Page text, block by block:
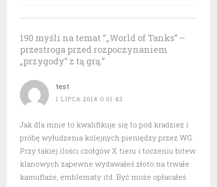
190 myśli na temat “„World of Tanks” –
przestroga przed rozpoczynaniem
„przygody” z tą grą.”
test
1 LIPCA 2014 O 01:43
Jak dla mnie to kwalifikuje się to pod kradzież i
próbę wyłudzenia kolejnych pieniędzy przez WG.
Przy takiej ilości czołgów X tieru i toczeniu bitew
klanowych zapewne wydawałeś złoto na trwałe
kamuflaże, emblematy itd. Być może opłacałeś